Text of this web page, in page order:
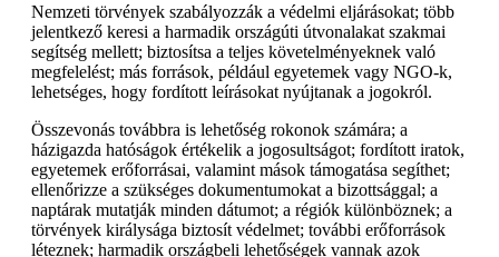
Nemzeti törvények szabályozzák a védelmi eljárásokat; több
jelentkező keresi a harmadik országúti útvonalakat szakmai
segítség mellett; biztosítsa a teljes követelményeknek való
megfelelést; más források, például egyetemek vagy NGO-k,
lehetséges, hogy fordított leírásokat nyújtanak a jogokról.
Összevonás továbbra is lehetőség rokonok számára; a
házigazda hatóságok értékelik a jogosultságot; fordított iratok,
egyetemek erőforrásai, valamint mások támogatása segíthet;
ellenőrizze a szükséges dokumentumokat a bizottsággal; a
naptárak mutatják minden dátumot; a régiók különböznek; a
törvények királysága biztosít védelmet; további erőforrások
léteznek; harmadik országbeli lehetőségek vannak azok